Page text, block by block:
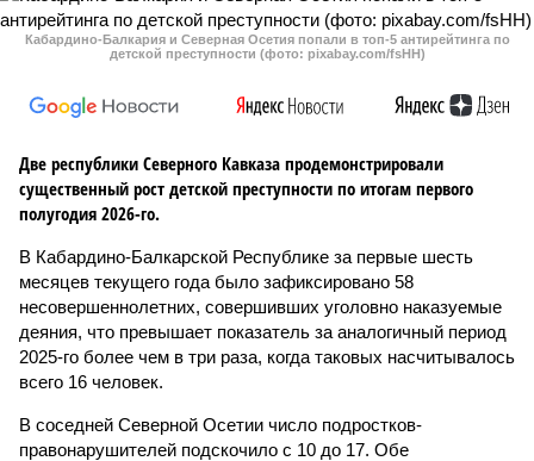
Кабардино-Балкария и Северная Осетия попали в топ-5 антирейтинга по
детской преступности (фото: pixabay.com/fsHH)
Две республики Северного Кавказа продемонстрировали
существенный рост детской преступности по итогам первого
полугодия 2026-го.
В Кабардино-Балкарской Республике за первые шесть
месяцев текущего года было зафиксировано 58
несовершеннолетних, совершивших уголовно наказуемые
деяния, что превышает показатель за аналогичный период
2025-го более чем в три раза, когда таковых насчитывалось
всего 16 человек.
В соседней Северной Осетии число подростков-
правонарушителей подскочило с 10 до 17. Обе